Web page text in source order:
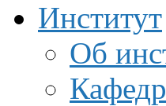
Институт
Об